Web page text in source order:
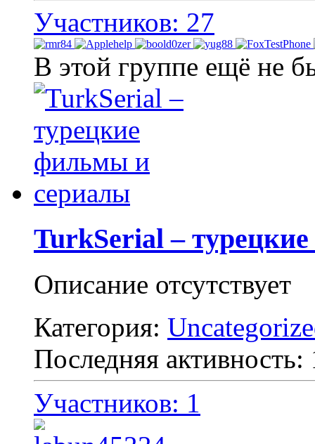
Участников: 27
В этой группе ещё не
TurkSerial –
Описание отсутствует
Категория:
Последняя
Участников: 1